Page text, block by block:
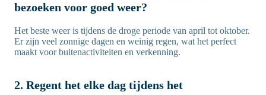
bezoeken voor goed weer?
Het beste weer is tijdens de droge periode van april tot oktober.
Er zijn veel zonnige dagen en weinig regen, wat het perfect
maakt voor buitenactiviteiten en verkenning.
2. Regent het elke dag tijdens het